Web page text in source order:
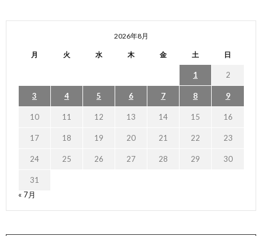
2026年8月
月 火 水 木 金 土 日
1 2
3 4 5 6 7 8 9
10 11 12 13 14 15 16
17 18 19 20 21 22 23
24 25 26 27 28 29 30
31
« 7月